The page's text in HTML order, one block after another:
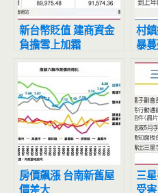
新台幣貶值 建商資金
負擔雪上加霜
村
暴
房價飆漲 台南新舊屋
價差大
三
受害